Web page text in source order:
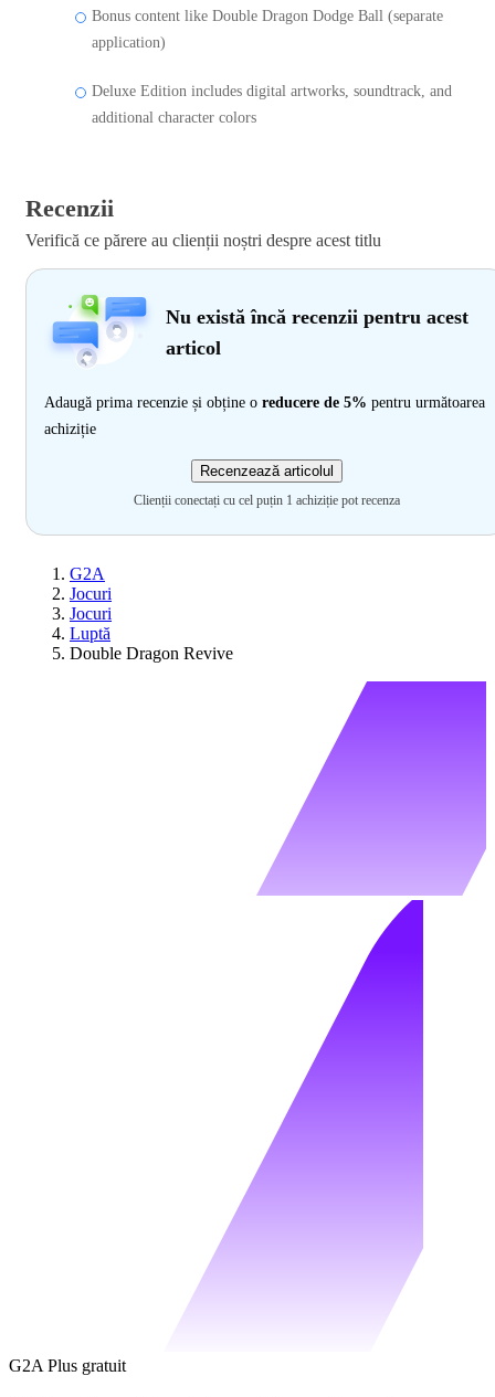
Bonus content like Double Dragon Dodge Ball (separate
application)
Deluxe Edition includes digital artworks, soundtrack, and
additional character colors
Recenzii
Verifică ce părere au clienții noștri despre acest titlu
Nu există încă recenzii pentru acest
articol
Adaugă prima recenzie și obține o reducere de 5% pentru următoarea
achiziție
Recenzează articolul
Clienții conectați cu cel puțin 1 achiziție pot recenza
G2A
Jocuri
Jocuri
Luptă
Double Dragon Revive
G2A Plus gratuit